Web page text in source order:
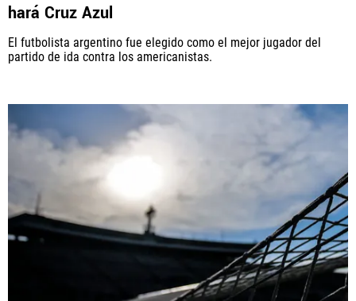
hará Cruz Azul
El futbolista argentino fue elegido como el mejor jugador del
partido de ida contra los americanistas.